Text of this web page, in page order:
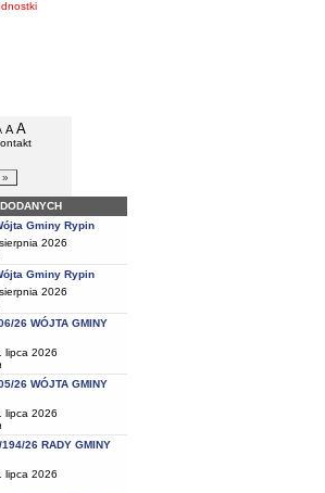
pomniejsz czcionkę
A standardowy rozmiar czcionki
A
Gminy Rypin
2026
Gminy Rypin
2026
26 WÓJTA GMINY
lipca 2026
26 WÓJTA GMINY
lipca 2026
26 RADY GMINY
lipca 2026